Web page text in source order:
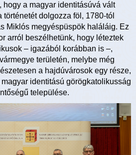
hogy a magyar identitásúvá vált
dolgozza föl, 1780-tól
Miklós megyéspüspök haláláig. Ez
arról beszélhetünk, hogy léteztek
– igazából korábban is –,
területén, melybe még
a hajdúvárosok egy része,
identitású görögkatolikusság
települése.